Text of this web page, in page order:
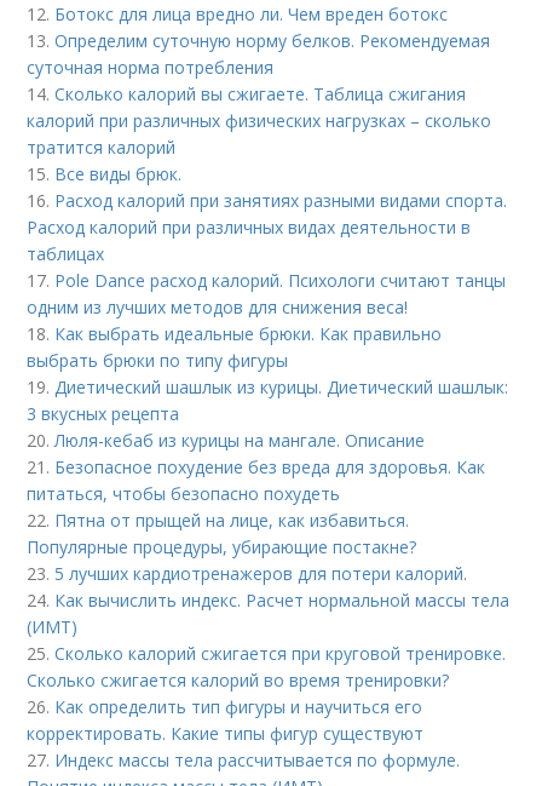
12. Ботокс для лица вредно ли. Чем вреден ботокс
13.Определим суточную норму белков. Рекомендуемая
суточная норма потребления
14.Сколько калорий вы сжигаете. Таблица сжигания
калорий при различных физических нагрузках – сколько
тратится калорий
15. Все виды брюк.
16. Расход калорий при занятиях разными видами спорта.
Расход калорий при различных видах деятельности в
таблицах
17. Pole Dance расход калорий. Психологи считают танцы
одним из лучших методов для снижения веса!
18. Как выбрать идеальные брюки. Как правильно
выбрать брюки по типу фигуры
19.Диетический шашлык из курицы. Диетический шашлык:
3 вкусных рецепта
20.Люля-кебаб из курицы на мангале. Описание
21. Безопасное похудение без вреда для здоровья. Как
питаться, чтобы безопасно похудеть
22. Пятна от прыщей на лице, как избавиться.
Популярные процедуры, убирающие постакне?
23. 5 лучших кардиотренажеров для потери калорий.
24. Как вычислить индекс. Расчет нормальной массы тела
(ИМТ)
25.Сколько калорий сжигается при круговой тренировке.
Сколько сжигается калорий во время тренировки?
26. Как определить тип фигуры и научиться его
корректировать. Какие типы фигур существуют
27. Индекс массы тела рассчитывается по формуле.